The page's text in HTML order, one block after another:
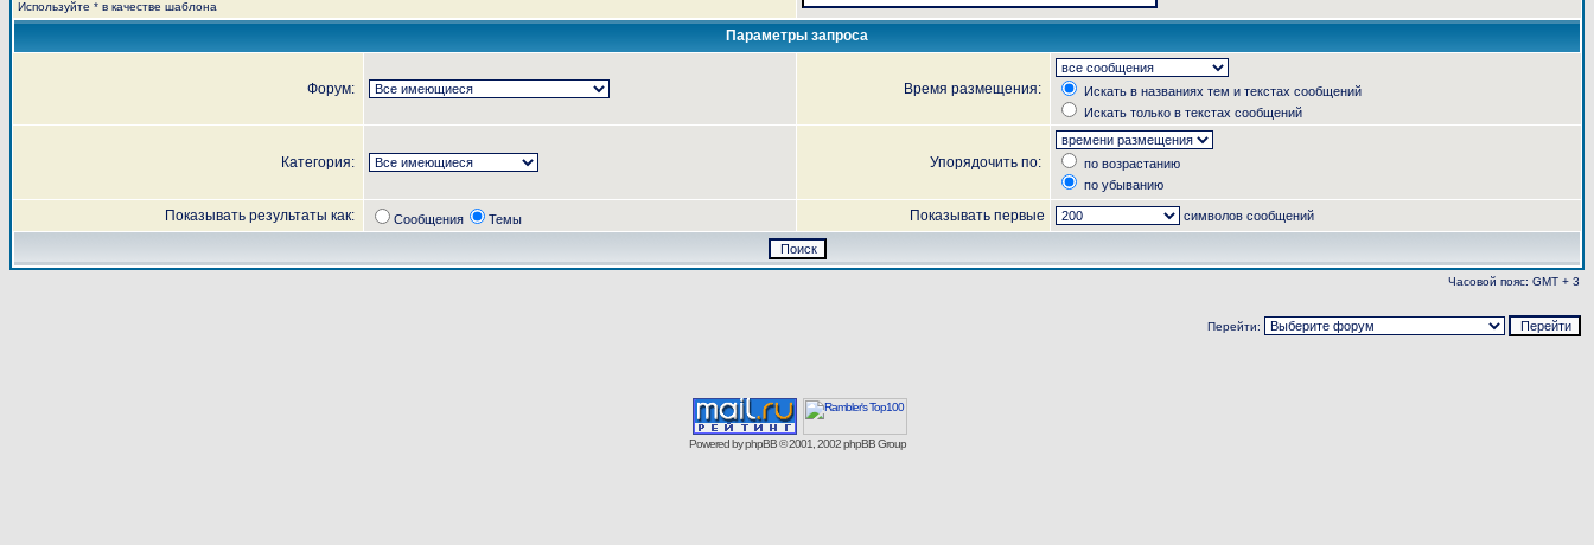
Используйте * в качестве шаблона
Параметры запроса
Форум: Время размещения:
Искать в названиях тем и текстах сообщений
Искать только в текстах сообщений
Категория: Упорядочить по:
по возрастанию
по убыванию
Показывать результаты как: Сообщения Темы Показывать первые символов сообщений
Часовой пояс: GMT + 3
Перейти:
Powered byphpBB© 2001, 2002 phpBB Group